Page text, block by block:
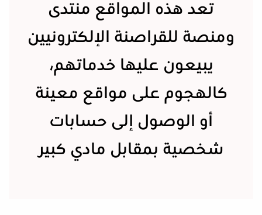
تعد هذه المواقع منتدى
ومنصة للقراصنة الإلكترونيين
يبيعون عليها خدماتهم،
كالهجوم على مواقع معينة
أو الوصول إلى حسابات
شخصية بمقابل مادي كبير